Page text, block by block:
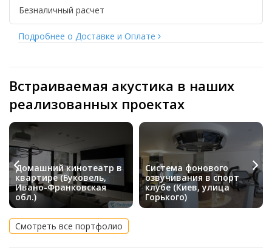
Безналичный расчет
Подробнее о Доставке и Оплате
Встраиваемая акустика в наших
реализованных проектах
Домашний кинотеатр в
квартире (Буковель,
Ивано-Франковская
обл.)
Система фонового
озвучивания в спорт
клубе (Киев, улица
Горького)
Смотреть все портфолио